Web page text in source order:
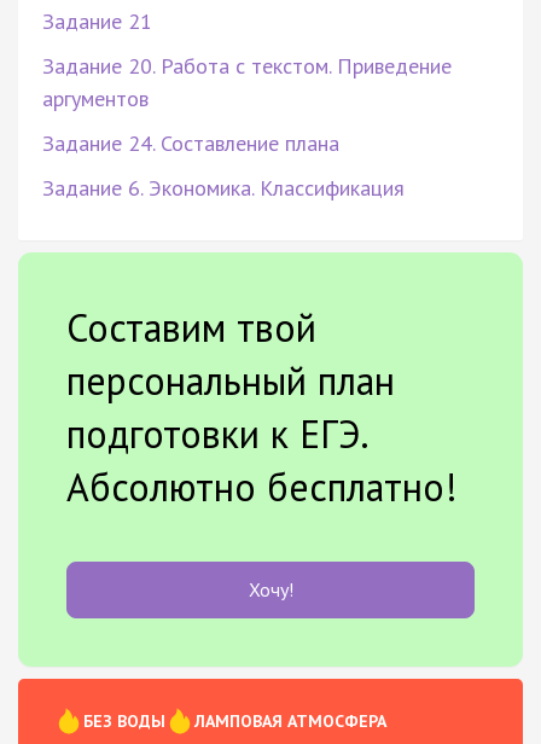
Задание 21
Задание 20. Работа с текстом. Приведение
аргументов
Задание 24. Составление плана
Задание 6. Экономика. Классификация
Составим твой
персональный план
подготовки к ЕГЭ.
Абсолютно бесплатно!
Хочу!
БЕЗ ВОДЫ
ЛАМПОВАЯ АТМОСФЕРА